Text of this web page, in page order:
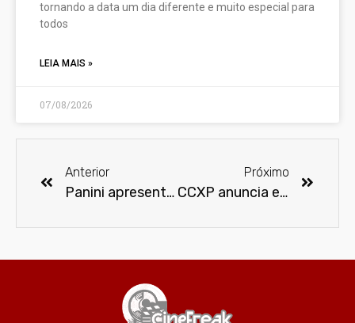
tornando a data um dia diferente e muito especial para
todos
LEIA MAIS »
07/08/2026
Anterior
Panini apresenta Banana Fish #1, Sword Art Online Calibur e Vinland Saga Deluxe #1
Próximo
CCXP anuncia evento digital e global em 2020